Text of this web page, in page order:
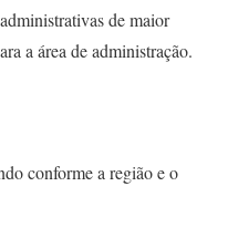
de maior
a área de administração.
conforme a região e o